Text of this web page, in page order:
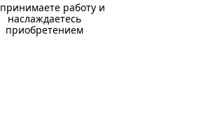
работу и
наслаждаетесь
приобретением